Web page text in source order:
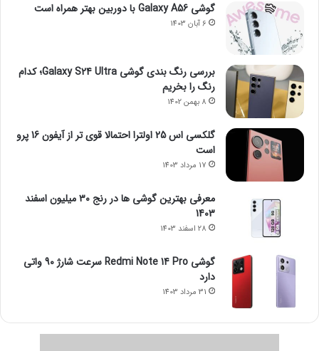
گوشی Galaxy A56 با دوربین بهتر همراه است
6 آبان 1403
بررسی رنگ بندی گوشی Galaxy S24 Ultra؛ کدام
رنگ را بخریم
8 بهمن 1402
گلکسی اس 25 اولترا احتمالا قوی تر از آیفون 16 پرو
است
17 مرداد 1403
معرفی بهترین گوشی ها در رنج ۳۰ میلیون اسفند
1403
28 اسفند 1403
گوشی Redmi Note 14 Pro سرعت شارژ 90 واتی
دارد
31 مرداد 1403